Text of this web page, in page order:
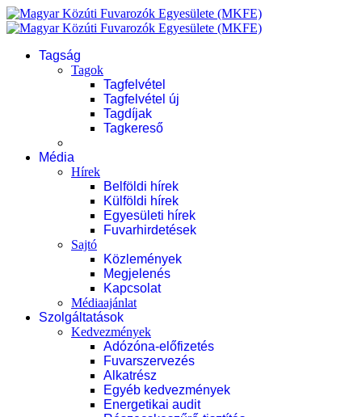
Tagság
Tagok
Tagfelvétel
Tagfelvétel új
Tagdíjak
Tagkereső
Média
Hírek
Belföldi hírek
Külföldi hírek
Egyesületi hírek
Fuvarhirdetések
Sajtó
Közlemények
Megjelenés
Kapcsolat
Médiaajánlat
Szolgáltatások
Kedvezmények
Adózóna-előfizetés
Fuvarszervezés
Alkatrész
Egyéb kedvezmények
Energetikai audit